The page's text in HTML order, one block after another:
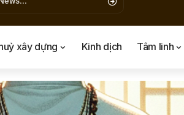
xây dựng Kinh dịch Tâm linh